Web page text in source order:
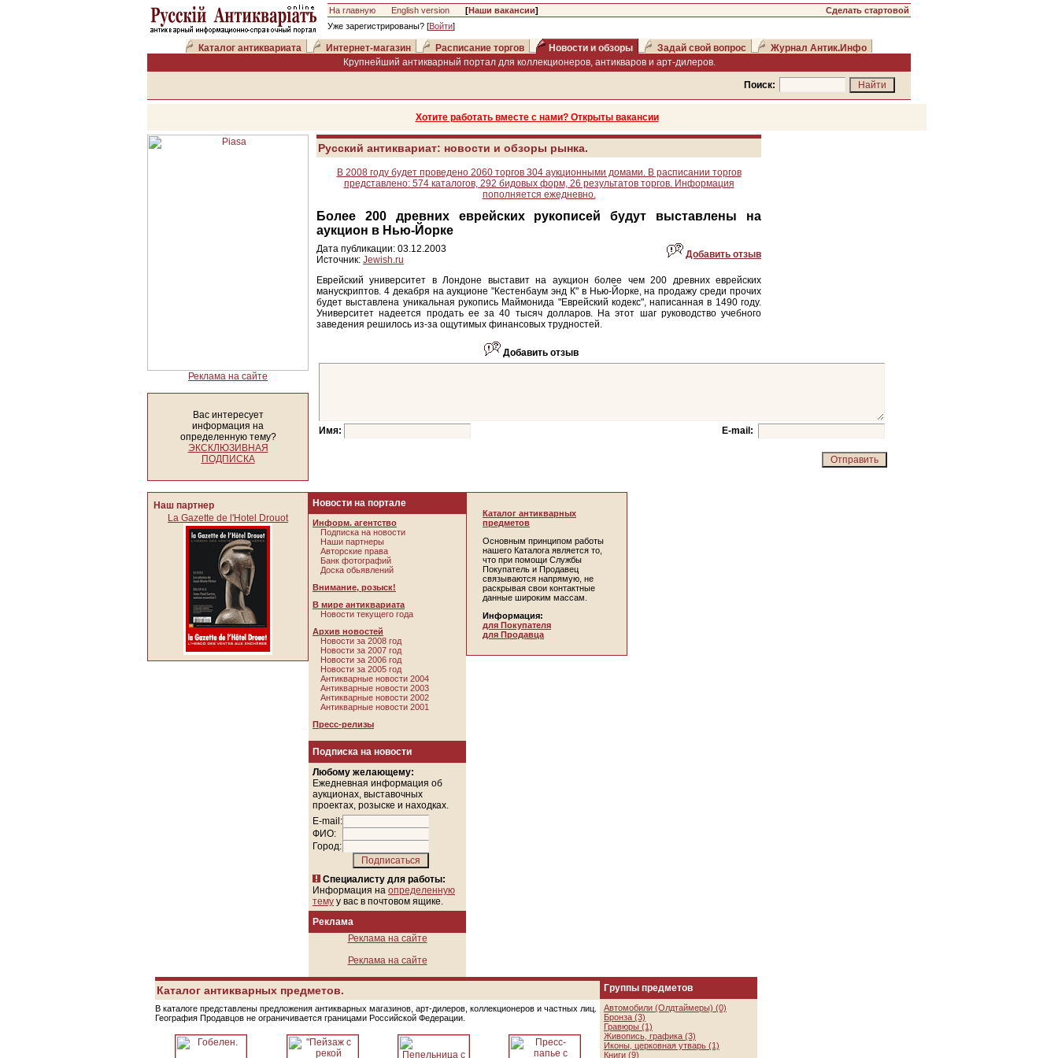
На главную English version [Наши вакансии]
Уже зарегистрированы? [Войти]
Сделать стартовой
Каталог антиквариата Интернет-магазин Расписание торгов Новости и обзоры Задай свой вопрос
Журнал Антик.Инфо
Крупнейший антикварный портал для коллекционеров, антикваров и арт-дилеров.
Поиск:
Хотите работать вместе с нами? Открыты вакансии
Реклама на сайте
Вас интересует
информация на
определенную тему?
ЭКСКЛЮЗИВНАЯ
ПОДПИСКА
Наш партнер
La Gazette de l'Hotel Drouot
Русский антиквариат: новости и обзоры рынка.
В 2008 году будет проведено 2060 торгов 304 аукционными домами. В расписании торгов
представлено: 574 каталогов, 292 бидовых форм, 26 результатов торгов. Информация
пополняется ежедневно.
Более 200 древних еврейских рукописей будут выставлены на
аукцион в Нью-Йорке
Дата публикации: 03.12.2003
Источник: Jewish.ru Добавить отзыв
Еврейский университет в Лондоне выставит на аукцион более чем 200 древних еврейских
манускриптов. 4 декабря на аукционе "Кестенбаум энд К" в Нью-Йорке, на продажу среди прочих
будет выставлена уникальная рукопись Маймонида "Еврейский кодекс", написанная в 1490 году.
Университет надеется продать ее за 40 тысяч долларов. На этот шаг руководство учебного
заведения решилось из-за ощутимых финансовых трудностей.
Добавить отзыв
Имя: E-mail:
Новости на портале
Информ. агентство
Подписка на новости
Наши партнеры
Авторские права
Банк фотографий
Доска обьявлений
Внимание, розыск!
В мире антиквариата
Новости текущего года
Архив новостей
Новости за 2008 год
Новости за 2007 год
Новости за 2006 год
Новости за 2005 год
Антикварные новости 2004
Антикварные новости 2003
Антикварные новости 2002
Антикварные новости 2001
Пресс-релизы
Подписка на новости
Любому желающему:
Ежедневная информация об
аукционах, выставочных
проектах, розыске и находках.
E-mail:
ФИО:
Город:
Специалисту для работы:
Информация на определенную
тему у вас в почтовом ящике.
Реклама
Реклама на сайте
Реклама на сайте
Каталог антикварных
предметов
Основным принципом работы
нашего Каталога является то,
что при помощи Службы
Покупатель и Продавец
связываются напрямую, не
раскрывая свои контактные
данные широким массам.
Информация:
для Покупателя
для Продавца
Каталог антикварных предметов.
В каталоге представлены предложения антикварных магазинов, арт-дилеров, коллекционеров и частных лиц.
География Продавцов не ограничивается границами Российской Федерации.
Группы предметов
Автомобили (Олдтаймеры) (0)
Бронза (3)
Гравюры (1)
Живопись, графика (3)
Иконы, церковная утварь (1)
Книги (9)